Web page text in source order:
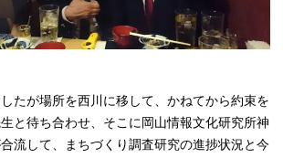
たが場所を西川に移して、かねてから約束を
と待ち合わせ、そこに岡山情報文化研究所神
流して、まちづくり調査研究の進捗状況と今